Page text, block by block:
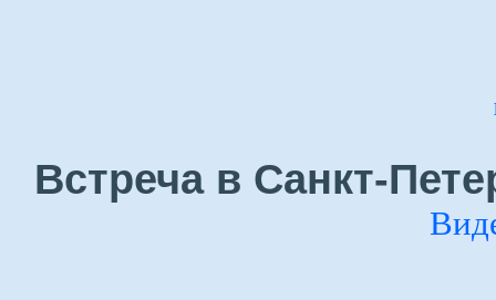
Встреча в Санкт-